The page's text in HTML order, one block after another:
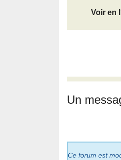
Voir en
Un
Ce forum est